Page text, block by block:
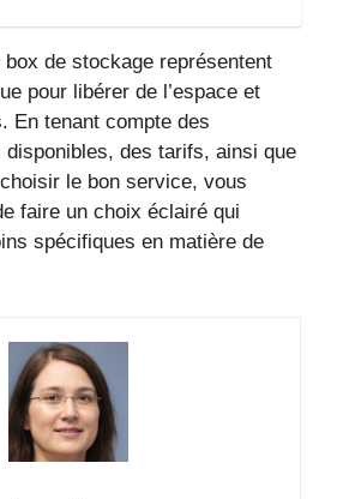
de stockage représentent
pour libérer de l’espace et
En tenant compte des
disponibles, des tarifs, ainsi que
le bon service, vous
faire un choix éclairé qui
spécifiques en matière de